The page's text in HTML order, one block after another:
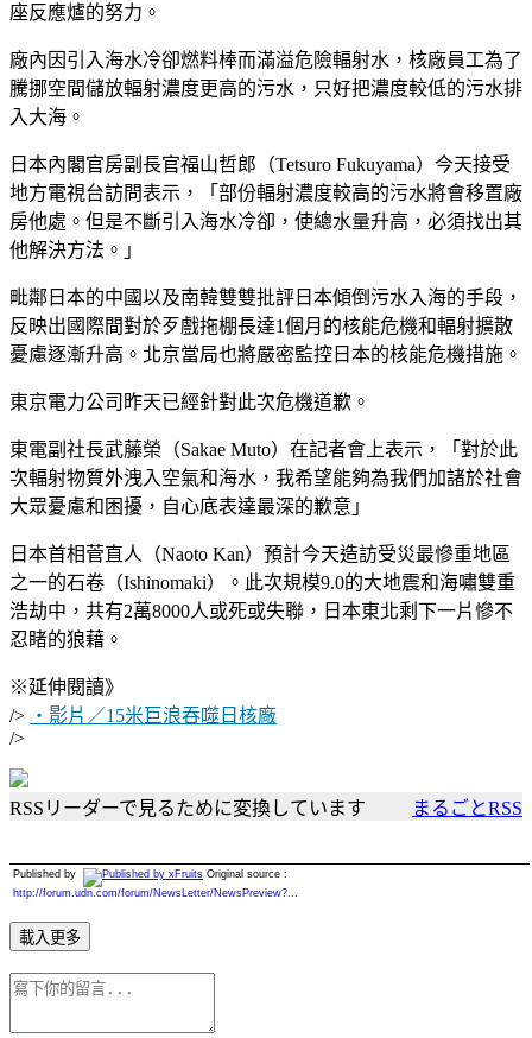
座反應爐的努力。
廠內因引入海水冷卻燃料棒而滿溢危險輻射水，核廠員工為了
騰挪空間儲放輻射濃度更高的污水，只好把濃度較低的污水排
入大海。
日本內閣官房副長官福山哲郎（Tetsuro Fukuyama）今天接受
地方電視台訪問表示，「部份輻射濃度較高的污水將會移置廠
房他處。但是不斷引入海水冷卻，使總水量升高，必須找出其
他解決方法。」
毗鄰日本的中國以及南韓雙雙批評日本傾倒污水入海的手段，
反映出國際間對於歹戲拖棚長達1個月的核能危機和輻射擴散
憂慮逐漸升高。北京當局也將嚴密監控日本的核能危機措施。
東京電力公司昨天已經針對此次危機道歉。
東電副社長武藤榮（Sakae Muto）在記者會上表示，「對於此
次輻射物質外洩入空氣和海水，我希望能夠為我們加諸於社會
大眾憂慮和困擾，自心底表達最深的歉意」
日本首相菅直人（Naoto Kan）預計今天造訪受災最慘重地區
之一的石卷（Ishinomaki）。此次規模9.0的大地震和海嘯雙重
浩劫中，共有2萬8000人或死或失聯，日本東北剩下一片慘不
忍睹的狼藉。
※延伸閱讀》
/> ‧影片／15米巨浪吞噬日核廠
/>
RSSリーダーで見るために変換しています まるごとRSS
Published by
Original source :
http://forum.udn.com/forum/NewsLetter/NewsPreview?...
載入更多